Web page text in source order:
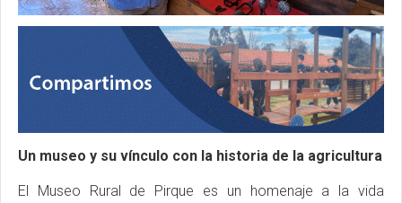
Un museo y su vínculo con la historia de la agricultura
El Museo Rural de Pirque es un homenaje a la vida